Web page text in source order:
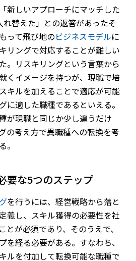
新しいアプローチにマッチした
替えた」との返答があったそ
って飛び地のビジネスモデルに
リングで対応することが難しい
。リスキリングという言葉から
くイメージを持つが、現職で培
キルを加えることで適応が可能
に適した職種であるといえる。
が現職と同じか少し違うだけ
の考え方で異職種への転換を考
。
要な5つのステップ
を行うには、経営戦略から落と
義し、スキル獲得の必要性を社
とが必須であり、そのうえで、
経る必要がある。すなわち、
ルを付加して転換可能な職種で